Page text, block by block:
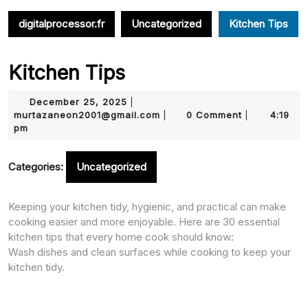
digitalprocessor.fr Uncategorized Kitchen Tips
Kitchen Tips
December 25, 2025
25,
murtazaneon2001@gmail.com murtazaneon2001@gmail.com
0 Comment
4:19
pm
Categories: Uncategorized
Keeping your kitchen tidy, hygienic, and practical can make
cooking easier and more enjoyable. Here are 30 essential
kitchen tips that every home cook should know:
Wash dishes and clean surfaces while cooking to keep your
kitchen tidy.